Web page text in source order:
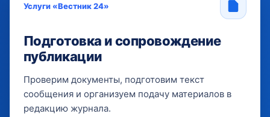
Услуги «Вестник 24»
Подготовка и сопровождение
публикации
Проверим документы, подготовим текст
сообщения и организуем подачу материалов в
редакцию журнала.